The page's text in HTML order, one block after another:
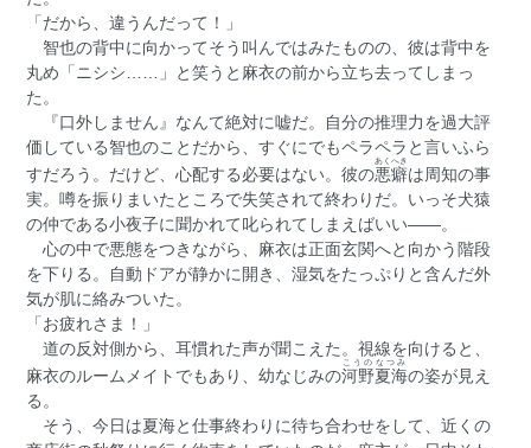
「だから、違うんだって！」
智也の背中に向かってそう叫んではみたものの、彼は背中を
丸め「ニシシ……」と笑うと麻衣の前から立ち去ってしまっ
た。
『口外しません』なんて絶対に嘘だ。自分の推理力を過大評
価している智也のことだから、すぐにでもペラペラと言いふら
すだろう。だけど、心配する必要はない。彼の悪癖
あくへき
は周知の事
実。噂を振りまいたところで失笑されて終わりだ。いっそ犬猿
の仲である小夜子に聞かれて叱られてしまえばいい――。
心の中で悪態をつきながら、麻衣は正面玄関へと向かう階段
を下りる。自動ドアが静かに開き、湿気をたっぷりと含んだ外
気が肌に絡みついた。
「お疲れさま！」
道の反対側から、耳慣れた声が聞こえた。視線を向けると、
麻衣のルームメイトでもあり、幼なじみの河野
こうの
夏海
なつみ
の姿が見え
る。
そう、今日は夏海と仕事終わりに待ち合わせをして、近くの